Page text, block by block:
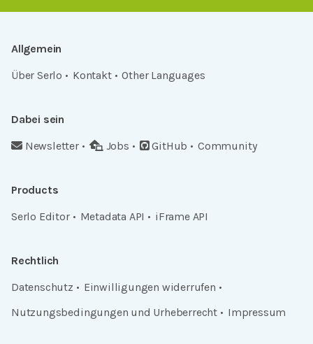
Allgemein
Über Serlo
Kontakt Other Languages
Dabei sein
Newsletter
Jobs GitHub Community
Products
Serlo Editor
Metadata API iFrame API
Rechtlich
Datenschutz
Einwilligungen widerrufen
Nutzungsbedingungen und Urheberrecht
Impressum